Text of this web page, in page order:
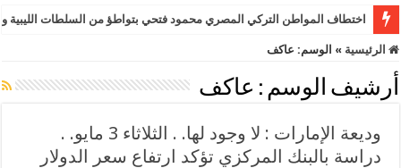
اختطاف المواطن التركي المصري محمود فتحي بتواطؤ من السلطات
الرئيسية » الوسم: عاكف
أرشيف الوسم : عاكف
وديعة الإمارات : لا وجود لها. . الثلاثاء 3 مايو. .
دراسة بالبنك المركزي تؤكد ارتفاع سعر الدولار